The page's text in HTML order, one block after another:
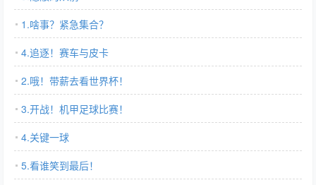
1.啥事？紧急集合？
4.追逐！赛车与皮卡
2.哦！带薪去看世界杯！
3.开战！机甲足球比赛！
4.关键一球
5.看谁笑到最后！